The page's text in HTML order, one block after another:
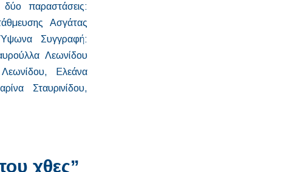
παραστάσεις:
Ασγάτας
Συγγραφή:
Λεωνίδου
Ελεάνα
Σταυρινίδου,
χθες”